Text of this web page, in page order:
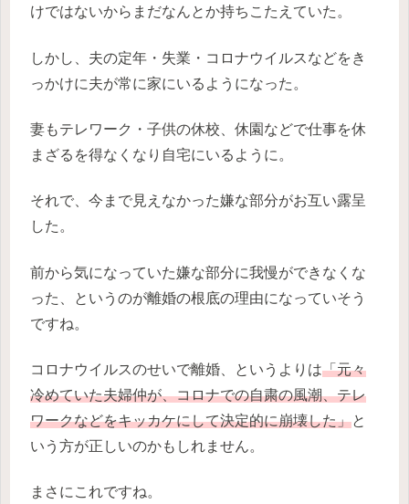
けではないからまだなんとか持ちこたえていた。
しかし、夫の定年・失業・コロナウイルスなどをき
っかけに夫が常に家にいるようになった。
妻もテレワーク・子供の休校、休園などで仕事を休
まざるを得なくなり自宅にいるように。
それで、今まで見えなかった嫌な部分がお互い露呈
した。
前から気になっていた嫌な部分に我慢ができなくな
った、というのが離婚の根底の理由になっていそう
ですね。
コロナウイルスのせいで離婚、というよりは「元々
冷めていた夫婦仲が、コロナでの自粛の風潮、テレ
ワークなどをキッカケにして決定的に崩壊した」と
いう方が正しいのかもしれません。
まさにこれですね。